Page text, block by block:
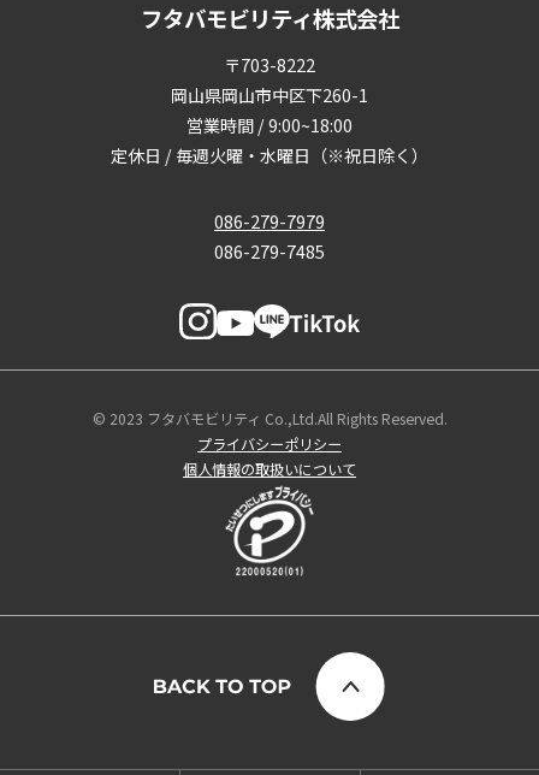
フタバモビリティ株式会社
〒703-8222
岡山県岡山市中区下260-1
営業時間 / 9:00~18:00
定休日 / 毎週火曜・水曜日（※祝日除く）
086-279-7979
086-279-7485
© 2023 フタバモビリティ Co.,Ltd.All Rights Reserved.
プライバシーポリシー
個人情報の取扱いについて